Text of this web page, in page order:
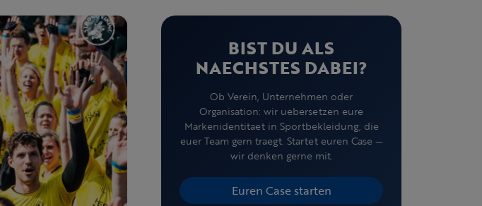
BIST DU ALS
NAECHSTES DABEI?
Ob Verein, Unternehmen oder
Organisation: wir uebersetzen eure
Markenidentitaet in Sportbekleidung, die
euer Team gern traegt. Startet euren Case —
wir denken gerne mit.
Euren Case starten